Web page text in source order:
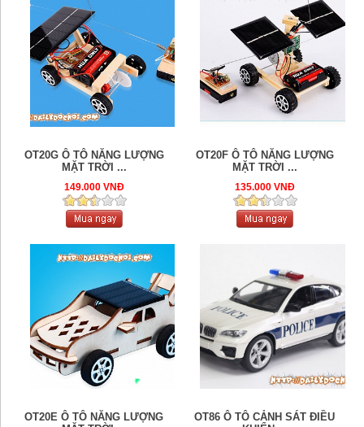
OT20G Ô TÔ NĂNG LƯỢNG
MẶT TRỜI ...
149.000 VNĐ
OT20F Ô TÔ NĂNG LƯỢNG
MẶT TRỜI ...
135.000 VNĐ
OT20E Ô TÔ NĂNG LƯỢNG
OT86 Ô TÔ CẢNH SÁT ĐIỀU